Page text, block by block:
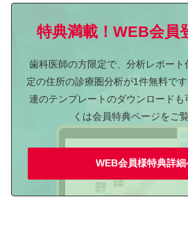
特典満載！WEB会員
歯科医師の方限定で、分析レポー
定の住所の診療圏分析が1件無料で
連のテンプレートのダウンロードも
くは会員特典ページをご
WEB会員様特典詳